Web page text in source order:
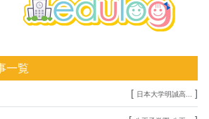
一覧
[ 日本大学明誠高... ]